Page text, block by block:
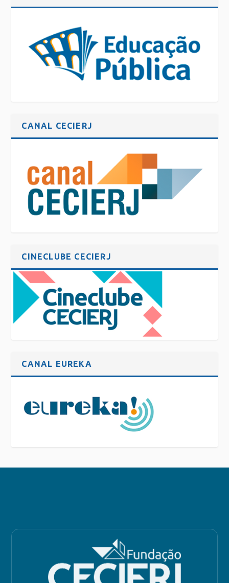
CANAL CECIERJ
CINECLUBE CECIERJ
CANAL EUREKA